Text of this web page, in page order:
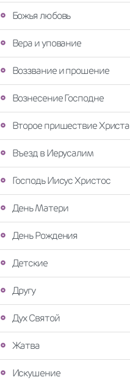
Божья любовь
Вера и упование
Воззвание и прошение
Вознесение Господне
Второе пришествие Христа
Въезд в Иерусалим
Господь Иисус Христос
День Матери
День Рождения
Детские
Другу
Дух Святой
Жатва
Искушение